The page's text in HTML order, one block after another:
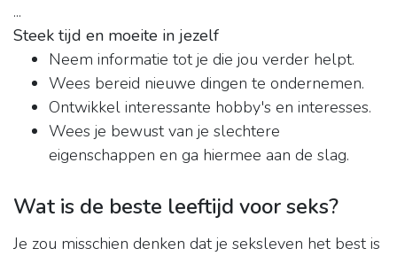
...
Steek tijd en moeite in jezelf
Neem informatie tot je die jou verder helpt.
Wees bereid nieuwe dingen te ondernemen.
Ontwikkel interessante hobby's en interesses.
Wees je bewust van je slechtere
eigenschappen en ga hiermee aan de slag.
Wat is de beste leeftijd voor seks?
Je zou misschien denken dat je seksleven het best is